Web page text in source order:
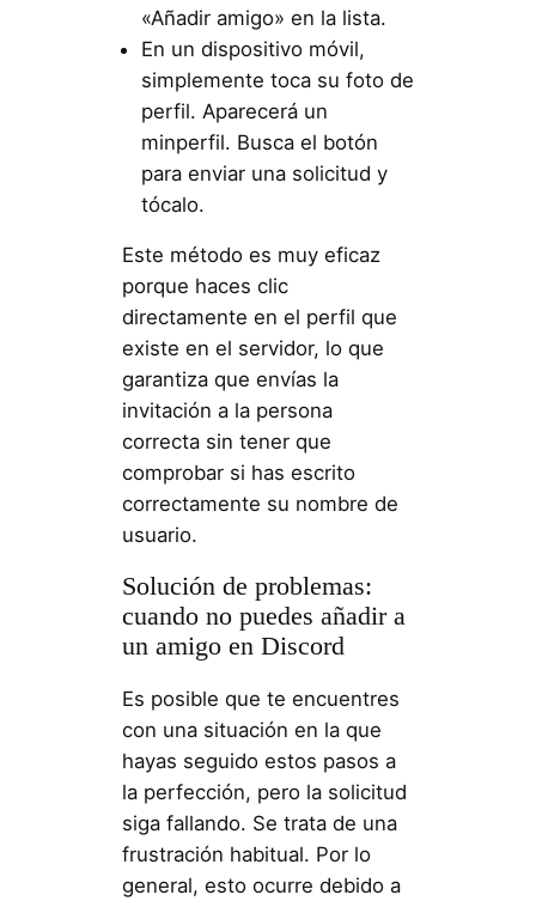
«Añadir amigo» en la lista.
En un dispositivo móvil,
simplemente toca su foto de
perfil. Aparecerá un
minperfil. Busca el botón
para enviar una solicitud y
tócalo.
Este método es muy eficaz
porque haces clic
directamente en el perfil que
existe en el servidor, lo que
garantiza que envías la
invitación a la persona
correcta sin tener que
comprobar si has escrito
correctamente su nombre de
usuario.
Solución de problemas:
cuando no puedes añadir a
un amigo en Discord
Es posible que te encuentres
con una situación en la que
hayas seguido estos pasos a
la perfección, pero la solicitud
siga fallando. Se trata de una
frustración habitual. Por lo
general, esto ocurre debido a